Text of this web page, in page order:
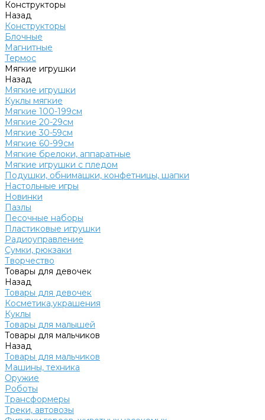
Конструкторы
Назад
Конструкторы
Блочные
Магнитные
Термос
Мягкие игрушки
Назад
Мягкие игрушки
Куклы мягкие
Мягкие 100-199см
Мягкие 20-29см
Мягкие 30-59см
Мягкие 60-99см
Мягкие брелоки, аппаратные
Мягкие игрушки с пледом
Подушки, обнимашки, конфетницы, шапки
Настольные игры
Новинки
Пазлы
Песочные наборы
Пластиковые игрушки
Радиоуправление
Сумки, рюкзаки
Творчество
Товары для девочек
Назад
Товары для девочек
Косметика,украшения
Куклы
Товары для малышей
Товары для мальчиков
Назад
Товары для мальчиков
Машины, техника
Оружие
Роботы
Трансформеры
Треки, автовозы